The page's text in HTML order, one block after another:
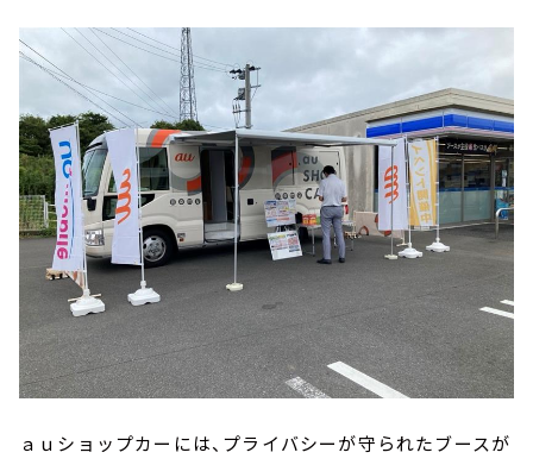
ａｕショップカーには、プライバシーが守られたブースが